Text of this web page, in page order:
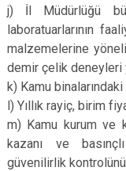
j) İl Müdürlüğü
laboratuarlarının
malzemelerine
demir çelik deneyleri
k) Kamu
l) Yıllık rayiç, birim
m) Kamu kurum ve
kazanı ve
güvenilirlik